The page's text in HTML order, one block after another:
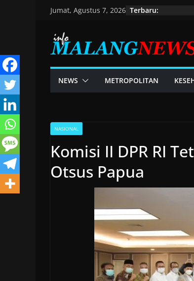
content
Jumat, Agustus 7, 2026 Terbaru:
NEWS METROPOLITAN
NASIONAL
Komisi II DPR RI
Otsus Papua